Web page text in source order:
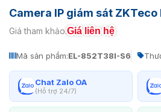
Camera IP giám sát
Giá tham khảo:Giá liên hệ
Mã sản phẩm:EL-852T38I-S6
Chat Zalo OA
(Hỗ trợ 24/7)